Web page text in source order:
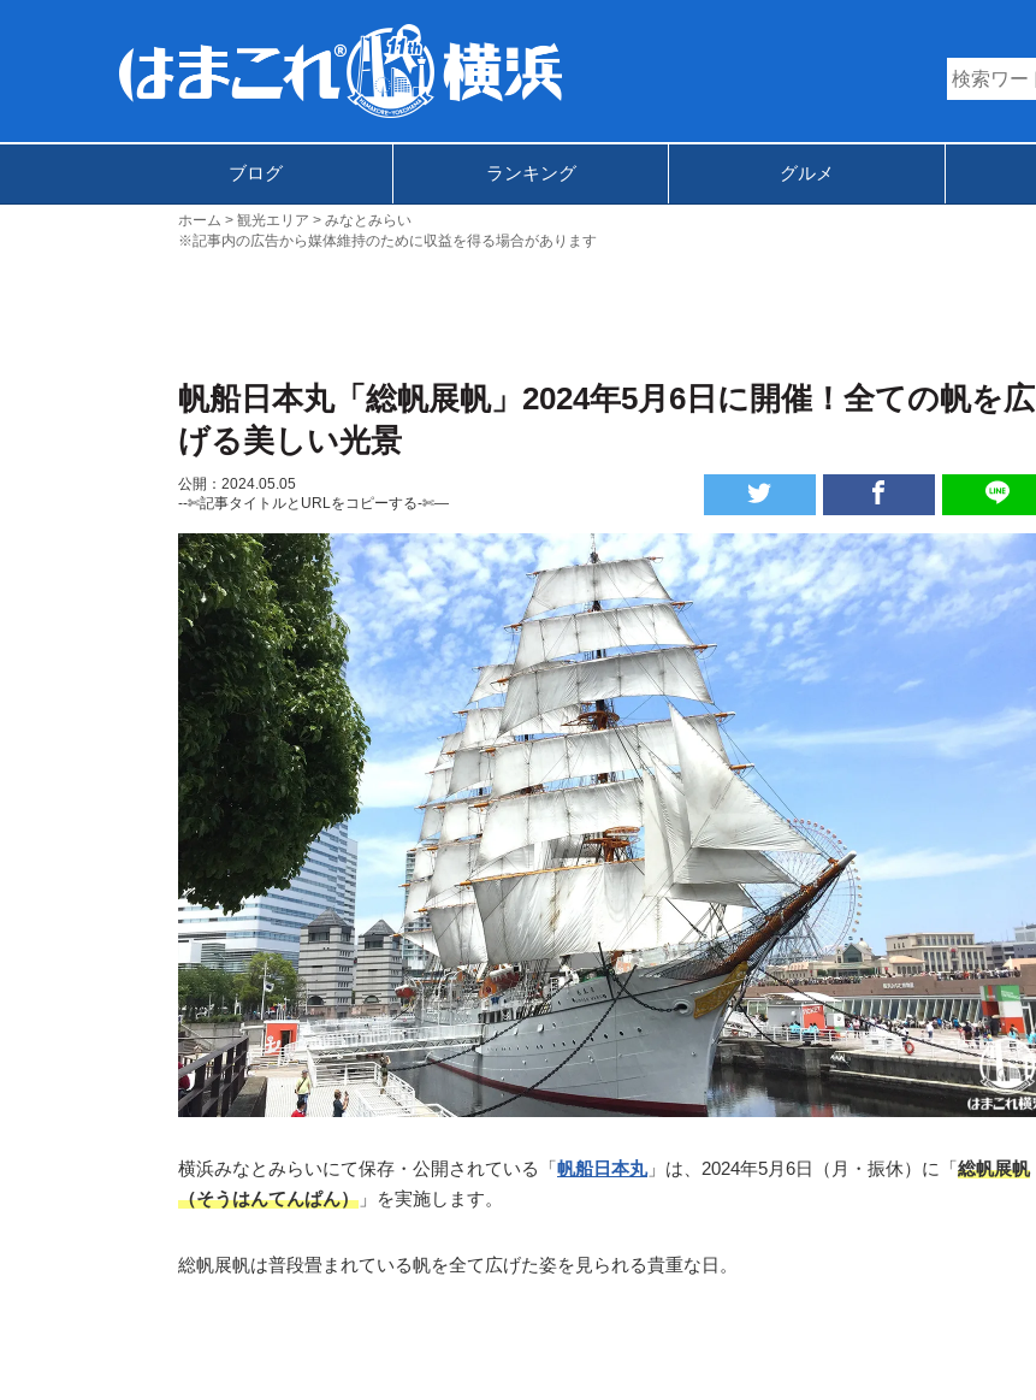
ブログ ランキング グルメ
ホーム 観光エリア
みなとみらい
※記事内の広告から媒体維持のために収益を得る場合があります
帆船日本丸「総帆展帆」2024年5月6日に開催！全ての帆を広
げる美しい光景
公開：2024.05.05
--✄記事タイトルとURLをコピーする-✄—
横浜みなとみらいにて保存・公開されている「帆船日本丸」は、2024年5月6日（月・振休）に「総帆展帆
（そうはんてんぱん） 」を実施します。
総帆展帆は普段畳まれている帆を全て広げた姿を見られる貴重な日。